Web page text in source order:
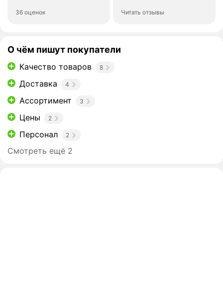
36 оценок Читать отзывы
О чём пишут покупатели
Качество товаров 8
Доставка 4
Ассортимент 3
Цены 2
Персонал 2
Смотреть ещё 2